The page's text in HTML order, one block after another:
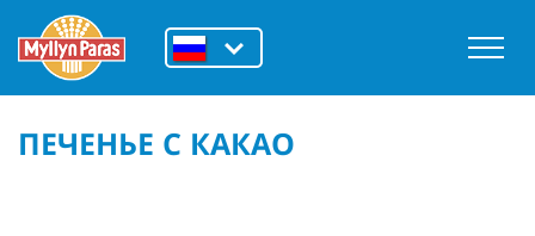
ПЕЧЕНЬЕ С КАКАО